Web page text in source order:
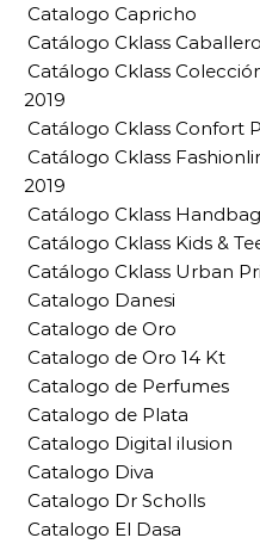
Catalogo Capricho
Catálogo Cklass
Catálogo Cklass
2019
Catálogo Cklass Confort
Catálogo Cklass
2019
Catálogo Cklass
Catálogo Cklass Kids &
Catálogo Cklass Urban
Catalogo Danesi
Catalogo de Oro
Catalogo de Oro 14 Kt
Catalogo de Perfumes
Catalogo de Plata
Catalogo Digital ilusion
Catalogo Diva
Catalogo Dr Scholls
Catalogo El Dasa